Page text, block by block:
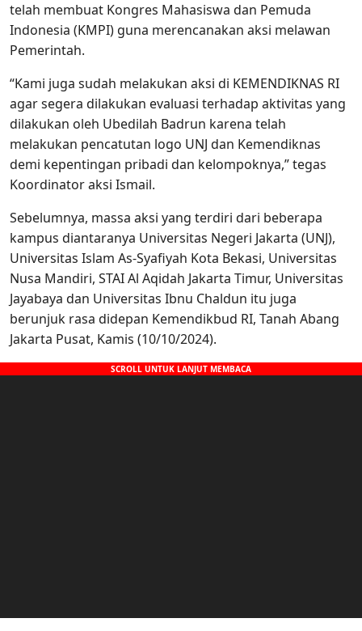
telah membuat Kongres Mahasiswa dan Pemuda
Indonesia (KMPI) guna merencanakan aksi melawan
Pemerintah.
“Kami juga sudah melakukan aksi di KEMENDIKNAS RI
agar segera dilakukan evaluasi terhadap aktivitas yang
dilakukan oleh Ubedilah Badrun karena telah
melakukan pencatutan logo UNJ dan Kemendiknas
demi kepentingan pribadi dan kelompoknya,” tegas
Koordinator aksi Ismail.
Sebelumnya, massa aksi yang terdiri dari beberapa
kampus diantaranya Universitas Negeri Jakarta (UNJ),
Universitas Islam As-Syafiyah Kota Bekasi, Universitas
Nusa Mandiri, STAI Al Aqidah Jakarta Timur, Universitas
Jayabaya dan Universitas Ibnu Chaldun itu juga
berunjuk rasa didepan Kemendikbud RI, Tanah Abang
Jakarta Pusat, Kamis (10/10/2024).